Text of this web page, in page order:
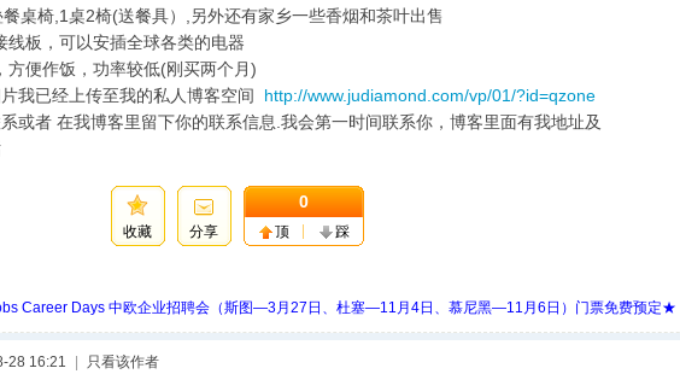
桌椅,1桌2椅(送餐具）,另外还有家乡一些香烟和茶叶出售
线板，可以安插全球各类的电器
方便作饭，功率较低(刚买两个月)
我已经上传至我的私人博客空间 http://www.judiamond.com/vp/01/?id=qzone
或者 在我博客里留下你的联系信息.我会第一时间联系你，博客里面有我地址及
收藏 分享
0
顶 踩
Career Days 中欧企业招聘会（斯图—3月27日、杜塞—11月4日、慕尼黑—11月6日）门票免费预定★
28 16:21 只看该作者